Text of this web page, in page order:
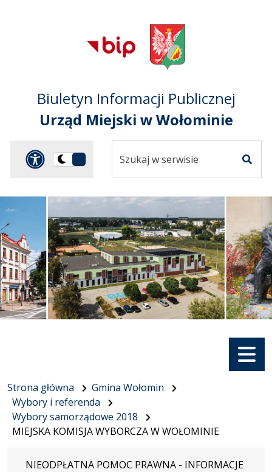
Przejdź do
głównego menu
Przejdź do treści
Przejdź do mapy
serwisu
Biuletyn Informacji Publicznej
Urząd Miejski w Wołominie
Panel dostosowania
Przełącz
ciemną
serwisie
Menu
Strona główna
Gmina Wołomin
Wybory i referenda
Wybory samorządowe 2018
MIEJSKA KOMISJA WYBORCZA W WOŁOMINIE
NIEODPŁATNA POMOC PRAWNA - INFORMACJE